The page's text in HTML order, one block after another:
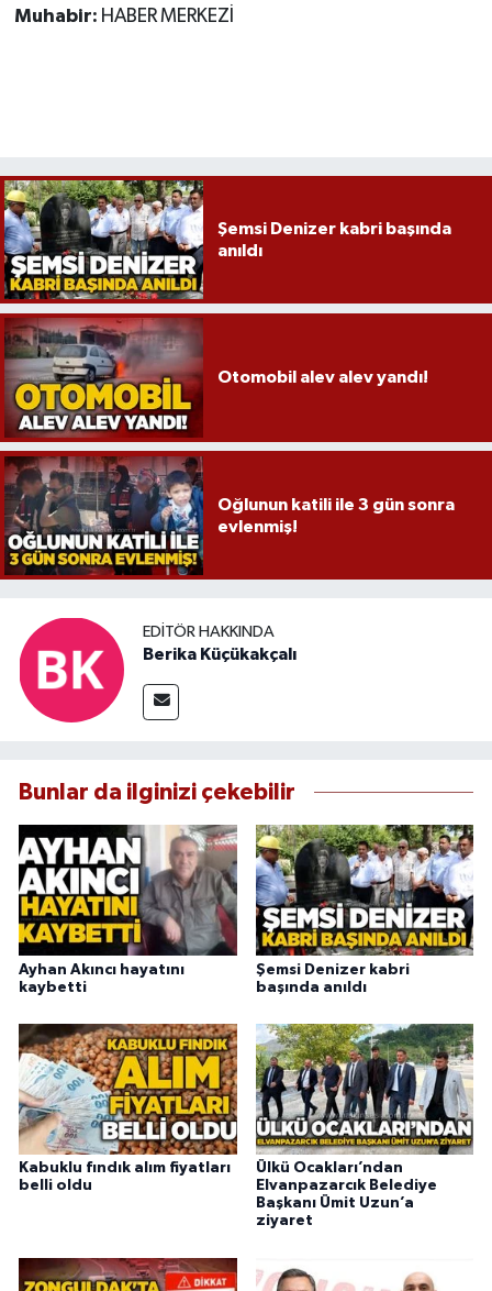
Muhabir: HABER MERKEZİ
Şemsi Denizer kabri başında
anıldı
Otomobil alev alev yandı!
Oğlunun katili ile 3 gün sonra
evlenmiş!
EDITÖR HAKKINDA
Berika Küçükakçalı
Bunlar da ilginizi çekebilir
Ayhan Akıncı hayatını
kaybetti
Şemsi Denizer kabri
başında anıldı
Kabuklu fındık alım fiyatları
belli oldu
Ülkü Ocakları’ndan
Elvanpazarcık Belediye
Başkanı Ümit Uzun’a
ziyaret